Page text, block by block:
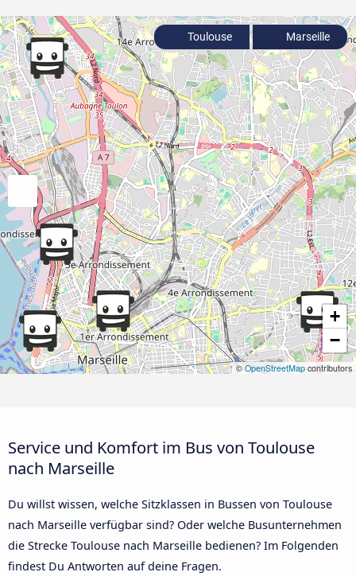
+
−
©OpenStreetMapcontributors
Toulouse Marseille
Service und Komfort im Bus von Toulouse
nach Marseille
Du willst wissen, welche Sitzklassen in Bussen von Toulouse
nach Marseille verfügbar sind? Oder welche Busunternehmen
die Strecke Toulouse nach Marseille bedienen? Im Folgenden
findest Du Antworten auf deine Fragen.